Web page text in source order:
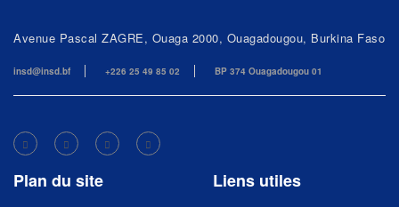
Avenue Pascal ZAGRE, Ouaga 2000, Ouagadougou, Burkina Faso
insd@insd.bf +226 25 49 85 02 BP 374 Ouagadougou 01
Plan du site Liens utiles